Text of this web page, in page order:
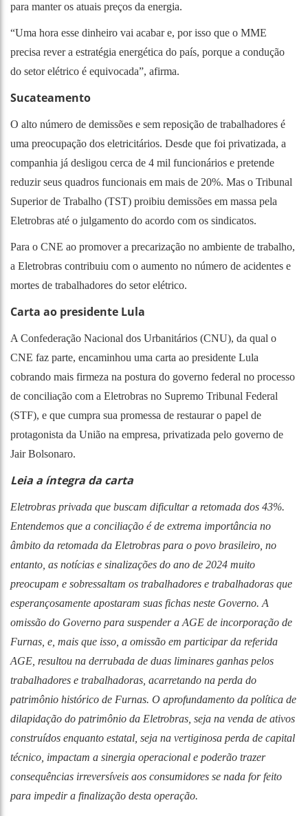
para manter os atuais preços da energia.
“Uma hora esse dinheiro vai acabar e, por isso que o MME
precisa rever a estratégia energética do país, porque a condução
do setor elétrico é equivocada”, afirma.
Sucateamento
O alto número de demissões e sem reposição de trabalhadores é
uma preocupação dos eletricitários. Desde que foi privatizada, a
companhia já desligou cerca de 4 mil funcionários e pretende
reduzir seus quadros funcionais em mais de 20%. Mas o Tribunal
Superior de Trabalho (TST) proibiu demissões em massa pela
Eletrobras até o julgamento do acordo com os sindicatos.
Para o CNE ao promover a precarização no ambiente de trabalho,
a Eletrobras contribuiu com o aumento no número de acidentes e
mortes de trabalhadores do setor elétrico.
Carta ao presidente Lula
A Confederação Nacional dos Urbanitários (CNU), da qual o
CNE faz parte, encaminhou uma carta ao presidente Lula
cobrando mais firmeza na postura do governo federal no processo
de conciliação com a Eletrobras no Supremo Tribunal Federal
(STF), e que cumpra sua promessa de restaurar o papel de
protagonista da União na empresa, privatizada pelo governo de
Jair Bolsonaro.
Leia a íntegra da carta
Eletrobras privada que buscam dificultar a retomada dos 43%.
Entendemos que a conciliação é de extrema importância no
âmbito da retomada da Eletrobras para o povo brasileiro, no
entanto, as notícias e sinalizações do ano de 2024 muito
preocupam e sobressaltam os trabalhadores e trabalhadoras que
esperançosamente apostaram suas fichas neste Governo. A
omissão do Governo para suspender a AGE de incorporação de
Furnas, e, mais que isso, a omissão em participar da referida
AGE, resultou na derrubada de duas liminares ganhas pelos
trabalhadores e trabalhadoras, acarretando na perda do
patrimônio histórico de Furnas. O aprofundamento da política de
dilapidação do patrimônio da Eletrobras, seja na venda de ativos
construídos enquanto estatal, seja na vertiginosa perda de capital
técnico, impactam a sinergia operacional e poderão trazer
consequências irreversíveis aos consumidores se nada for feito
para impedir a finalização desta operação.